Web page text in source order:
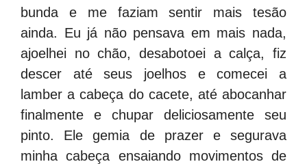
bunda e me faziam sentir mais tesão
ainda. Eu já não pensava em mais nada,
ajoelhei no chão, desabotoei a calça, fiz
descer até seus joelhos e comecei a
lamber a cabeça do cacete, até abocanhar
finalmente e chupar deliciosamente seu
pinto. Ele gemia de prazer e segurava
minha cabeça ensaiando movimentos de